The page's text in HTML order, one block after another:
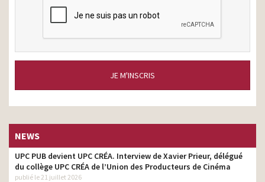
JE M'INSCRIS
NEWS
UPC PUB devient UPC CRÉA. Interview de Xavier Prieur, délégué
du collège UPC CRÉA de l’Union des Producteurs de Cinéma
publié le 21 juillet 2026